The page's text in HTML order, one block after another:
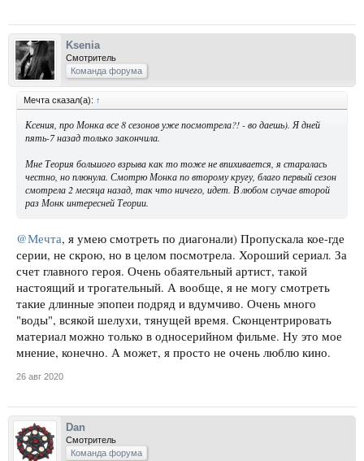
Ksenia
Смотритель
Команда форума
Мечта сказал(а): ↑
Ксения, про Монка все 8 сезонов уже посмотрела?! - во даешь). Я дней
пять-7 назад только закончила.
Мне Теория большого взрыва как то тоже не впихивается, я старалась
честно, но плюнула. Смотрю Монка по второму кругу, благо первый сезон
смотрела 2 месяца назад, так что ничего, идет. В любом случае второй
раз Монк интересней Теории.
@Мечта, я умею смотреть по диагонали) Пропускала кое-где
серии, не скрою, но в целом посмотрела. Хороший сериал. За
счет главного героя. Очень обаятельный артист, такой
настоящий и трогательный. А вообще, я не могу смотреть
такие длинные эпопеи подряд и вдумчиво. Очень много
"воды", всякой шелухи, тянущей время. Сконцентрировать
материал можно только в односерийном фильме. Ну это мое
мнение, конечно. А может, я просто не очень люблю кино.
26 авг 2020
Dan
Смотритель
Команда форума